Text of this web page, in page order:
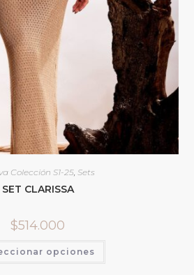
Colección S1-25, Sets
SET CLARISSA
$514.000
opciones